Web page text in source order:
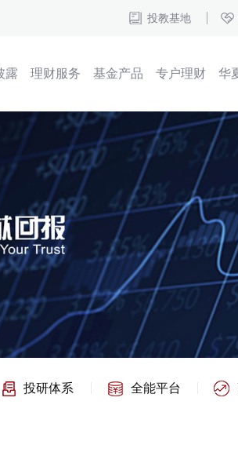
投教基地
露 理财服务 基金产品 专户理财 华
投研体系 全能平台